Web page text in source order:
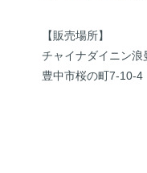
【販売場所】
チャイナダイニン
豊中市桜の町7-10-4